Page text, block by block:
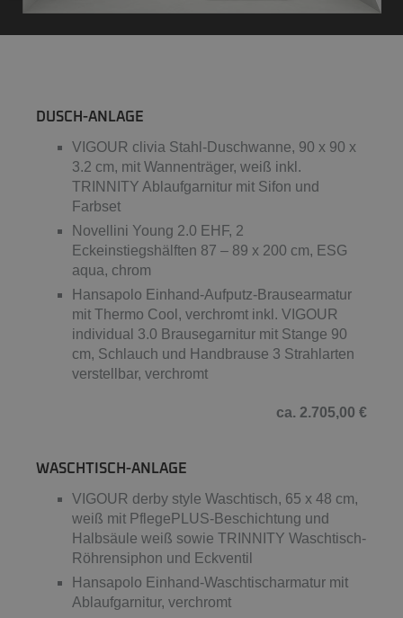
DUSCH-ANLAGE
VIGOUR clivia Stahl-Duschwanne, 90 x 90 x
3.2 cm, mit Wannenträger, weiß inkl.
TRINNITY Ablaufgarnitur mit Sifon und
Farbset
Novellini Young 2.0 EHF, 2
Eckeinstiegshälften 87 – 89 x 200 cm, ESG
aqua, chrom
Hansapolo Einhand-Aufputz-Brausearmatur
mit Thermo Cool, verchromt inkl. VIGOUR
individual 3.0 Brausegarnitur mit Stange 90
cm, Schlauch und Handbrause 3 Strahlarten
verstellbar, verchromt
ca. 2.705,00 €
WASCHTISCH-ANLAGE
VIGOUR derby style Waschtisch, 65 x 48 cm,
weiß mit PflegePLUS-Beschichtung und
Halbsäule weiß sowie TRINNITY Waschtisch-
Röhrensiphon und Eckventil
Hansapolo Einhand-Waschtischarmatur mit
Ablaufgarnitur, verchromt